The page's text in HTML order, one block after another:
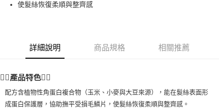
ATM付款
運送方式
全家取貨付款
每筆NT$80，滿NT$999(含以上)免運費
使髮絲恢復柔順與整齊感
詳細說明 商品規格 相關推薦
💆‍♀️產品特色💆‍♀️
配方含植物性角蛋白複合物（玉米、小麥與大豆來源），能在髮絲表面形
成蛋白保護層，協助撫平受損毛鱗片，使髮絲恢復柔順與整齊感。